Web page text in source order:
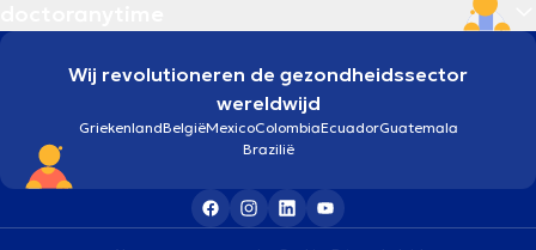
Wij revolutioneren de gezondheidssector
wereldwijd
GriekenlandBelgiëMexicoColombiaEcuadorGuatemala
Brazilië